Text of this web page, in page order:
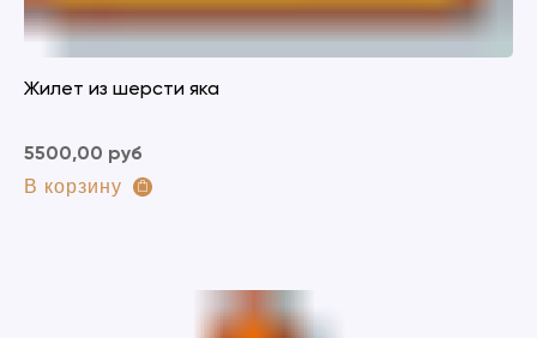
Жилет из шерсти яка
5500,00 руб